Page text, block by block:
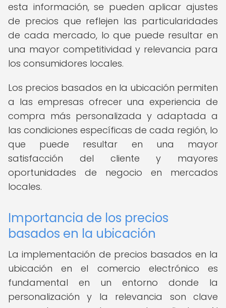
esta información, se pueden aplicar ajustes
de precios que reflejen las particularidades
de cada mercado, lo que puede resultar en
una mayor competitividad y relevancia para
los consumidores locales.
Los precios basados en la ubicación permiten
a las empresas ofrecer una experiencia de
compra más personalizada y adaptada a
las condiciones específicas de cada región, lo
que puede resultar en una mayor
satisfacción del cliente y mayores
oportunidades de negocio en mercados
locales.
Importancia de los precios
basados en la ubicación
La implementación de precios basados en la
ubicación en el comercio electrónico es
fundamental en un entorno donde la
personalización y la relevancia son clave